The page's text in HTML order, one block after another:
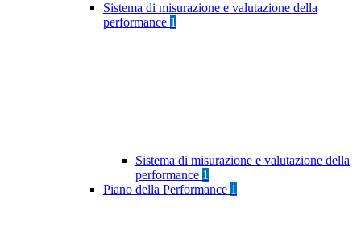
Sistema di misurazione e valutazione della
performance 1
Sistema di misurazione e valutazione della
performance 1
Piano della Performance 1